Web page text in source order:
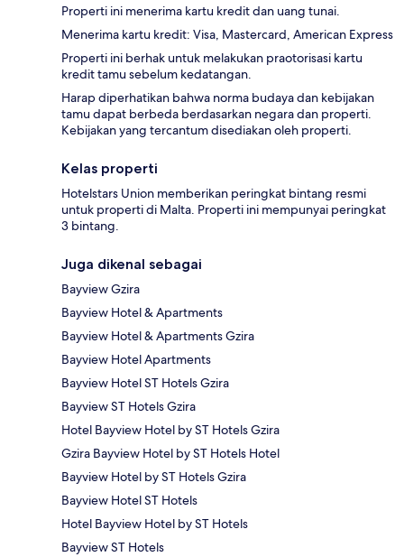
Properti ini menerima kartu kredit dan uang tunai.
Menerima kartu kredit: Visa, Mastercard, American Express
Properti ini berhak untuk melakukan praotorisasi kartu
kredit tamu sebelum kedatangan.
Harap diperhatikan bahwa norma budaya dan kebijakan
tamu dapat berbeda berdasarkan negara dan properti.
Kebijakan yang tercantum disediakan oleh properti.
Kelas properti
Hotelstars Union memberikan peringkat bintang resmi
untuk properti di Malta. Properti ini mempunyai peringkat
3 bintang.
Juga dikenal sebagai
Bayview Gzira
Bayview Hotel & Apartments
Bayview Hotel & Apartments Gzira
Bayview Hotel Apartments
Bayview Hotel ST Hotels Gzira
Bayview ST Hotels Gzira
Hotel Bayview Hotel by ST Hotels Gzira
Gzira Bayview Hotel by ST Hotels Hotel
Bayview Hotel by ST Hotels Gzira
Bayview Hotel ST Hotels
Hotel Bayview Hotel by ST Hotels
Bayview ST Hotels